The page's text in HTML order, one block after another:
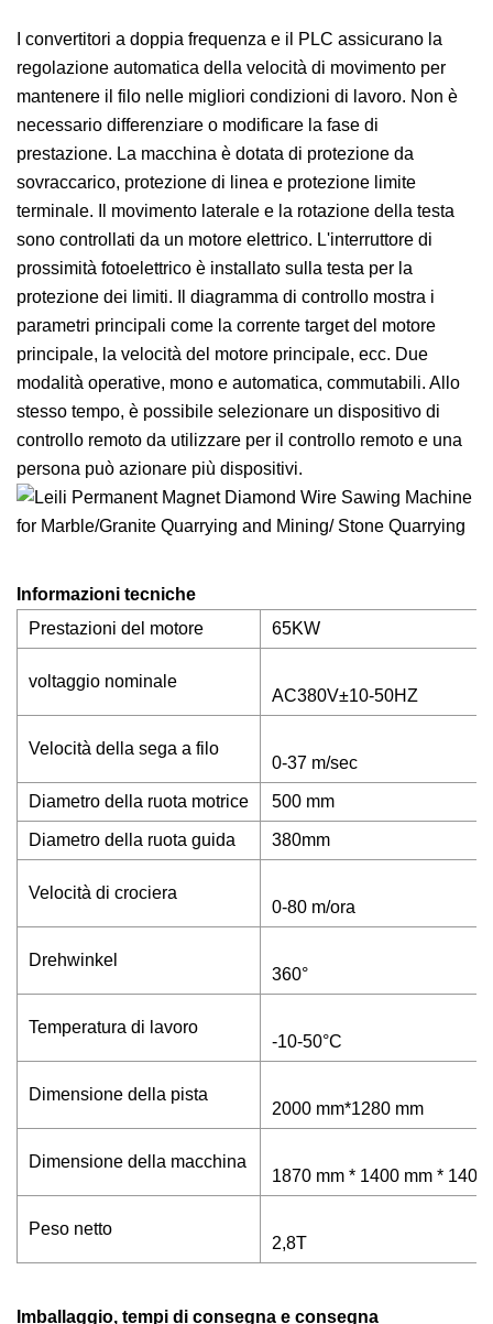
I convertitori a doppia frequenza e il PLC assicurano la
regolazione automatica della velocità di movimento per
mantenere il filo nelle migliori condizioni di lavoro. Non è
necessario differenziare o modificare la fase di
prestazione. La macchina è dotata di protezione da
sovraccarico, protezione di linea e protezione limite
terminale. Il movimento laterale e la rotazione della testa
sono controllati da un motore elettrico. L'interruttore di
prossimità fotoelettrico è installato sulla testa per la
protezione dei limiti. Il diagramma di controllo mostra i
parametri principali come la corrente target del motore
principale, la velocità del motore principale, ecc. Due
modalità operative, mono e automatica, commutabili. Allo
stesso tempo, è possibile selezionare un dispositivo di
controllo remoto da utilizzare per il controllo remoto e una
persona può azionare più dispositivi.
Informazioni tecniche
Prestazioni del motore
65KW
voltaggio nominale
AC380V±10-50HZ
Velocità della sega a filo
0-37 m/sec
Diametro della ruota motrice 500 mm
Diametro della ruota guida 380mm
Velocità di crociera
0-80 m/ora
Drehwinkel
360°
Temperatura di lavoro
-10-50°C
Dimensione della pista
2000 mm*1280 mm
Dimensione della macchina
1870 mm * 1400 mm * 1400
Peso netto
2,8T
Imballaggio, tempi di consegna e consegna